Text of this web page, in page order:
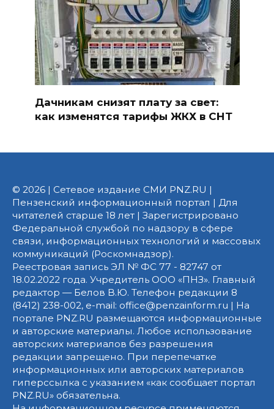
Дачникам снизят плату за свет:
как изменятся тарифы ЖКХ в СНТ
© 2026 | Сетевое издание СМИ PNZ.RU |
Пензенский информационный портал | Для
читателей старше 18 лет | Зарегистрировано
Федеральной службой по надзору в сфере
связи, информационных технологий и массовых
коммуникаций (Роскомнадзор).
Реестровая запись ЭЛ № ФС 77 - 82747 от
18.02.2022 года. Учредитель ООО «ПНЗ». Главный
редактор — Белов В.Ю. Телефон редакции 8
(8412) 238-002, e-mail: office@penzainform.ru | На
портале PNZ.RU размещаются информационные
и авторские материалы. Любое использование
авторских материалов без разрешения
редакции запрещено. При перепечатке
информационных или авторских материалов
гиперссылка с указанием «как сообщает портал
PNZ.RU» обязательна.